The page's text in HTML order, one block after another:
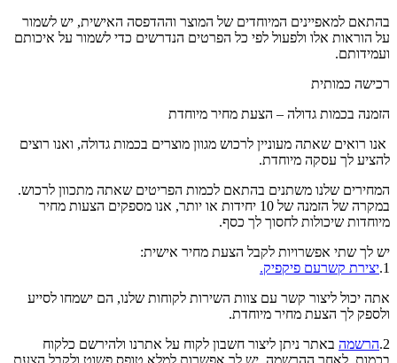
בהתאם למאפיינים המיוחדים של המוצר וההדפסה האישית, יש לשמור
על הוראות אלו ולפעול לפי כל הפרטים הנדרשים כדי לשמור על איכותם
ועמידותם.
רכישה כמותית
הזמנה בכמות גדולה – הצעת מחיר מיוחדת
אנו רואים שאתה מעוניין לרכוש מגוון מוצרים בכמות גדולה, ואנו רוצים
להציע לך עסקה מיוחדת.
המחירים שלנו משתנים בהתאם לכמות הפריטים שאתה מתכוון לרכוש.
במקרה של הזמנה של 10 יחידות או יותר, אנו מספקים הצעות מחיר
מיוחדות שיכולות לחסוך לך כסף.
יש לך שתי אפשרויות לקבל הצעת מחיר אישית:
1. יצירת קשרעם פיקפיק.
אתה יכול ליצור קשר עם צוות השירות לקוחות שלנו, הם ישמחו לסייע
ולספק לך הצעת מחיר מיוחדת.
2. הרשמה באתר ניתן ליצור חשבון לקוח על אתרנו ולהירשם כלקוח